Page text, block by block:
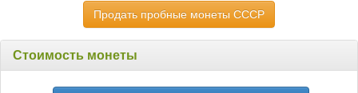
Продать пробные монеты СССР
Стоимость монеты